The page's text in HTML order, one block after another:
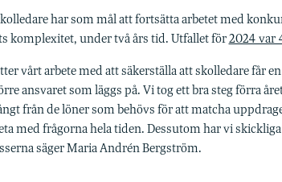
har som mål att fortsätta arbetet med
komplexitet, under två års tid. Utfallet för2024 var
vårt arbete med att säkerställa att skolledare får
ansvaret som läggs på. Vi tog ett bra steg förra
från de löner som behövs för att matcha
med frågorna hela tiden. Dessutom har vi
säger Maria Andrén Bergström.